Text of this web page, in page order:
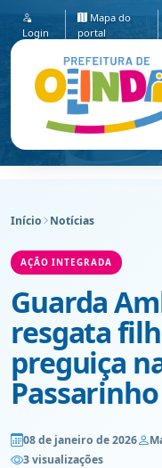
Login
Mapa do
portal
Início Notícias
AÇÃO INTEGRADA
Guarda
resgata
preguiça
Passarinho
08 de janeiro de 2026
3 visualizações